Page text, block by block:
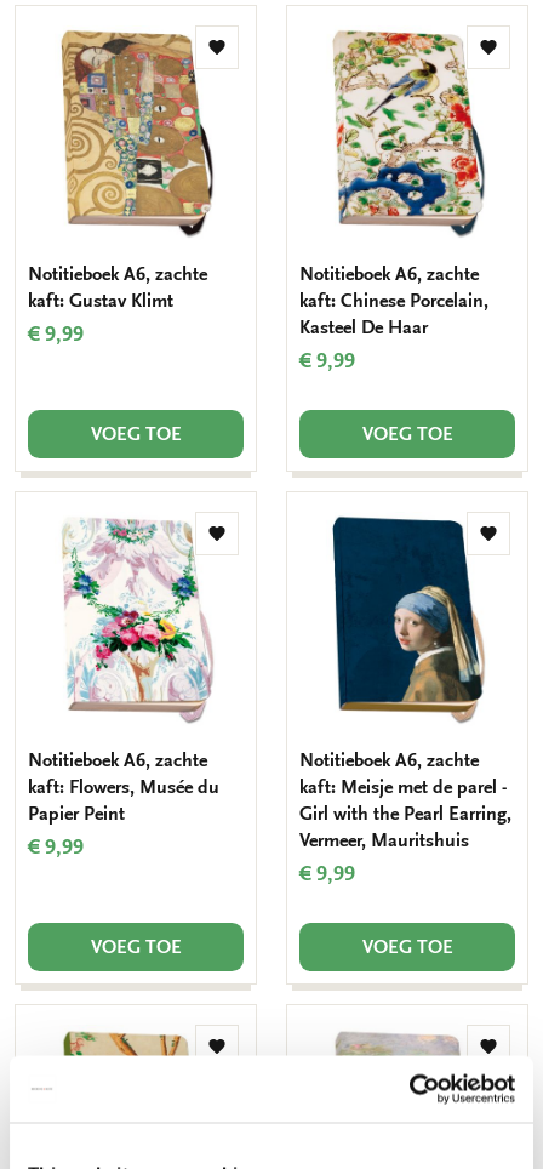
Toevoegen
Notitieboek A6, zachte
kaft: Gustav Klimt
€ 9,99
VOEG TOE
Notitieboek A6, zachte
kaft: Chinese Porcelain,
Kasteel De Haar
€ 9,99
VOEG TOE
Toevoegen
Notitieboek A6, zachte
kaft: Flowers, Musée du
Papier Peint
€ 9,99
VOEG TOE
Notitieboek A6, zachte
kaft: Meisje met de parel -
Girl with the Pearl Earring,
Vermeer, Mauritshuis
€ 9,99
VOEG TOE
Toevoegen
aan